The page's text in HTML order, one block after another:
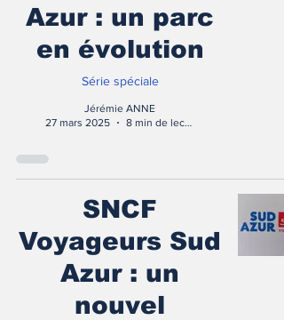
Azur : un parc
en évolution
Série spéciale
Jérémie ANNE
27 mars 2025
8 min de lecture
SNCF
Voyageurs Sud
Azur : un
nouvel